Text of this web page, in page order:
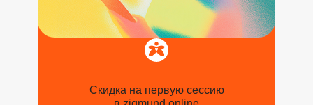
Скидка на первую сессию